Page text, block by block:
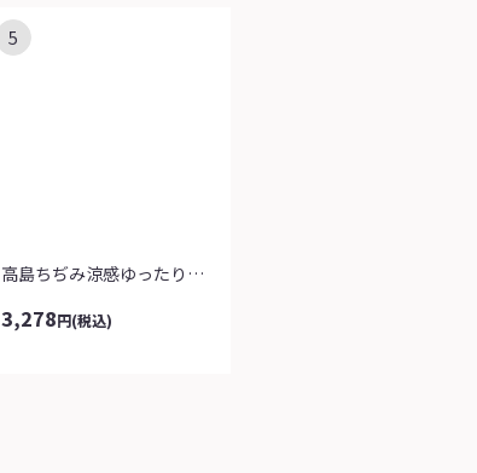
5
高島ちぢみ涼感ゆったりホームパンツ
3,278円(税込)